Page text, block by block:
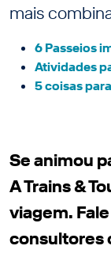
mais
6 Passeios
Atividades
5 coisas
Se animou
A Trains &
viagem.
consultores